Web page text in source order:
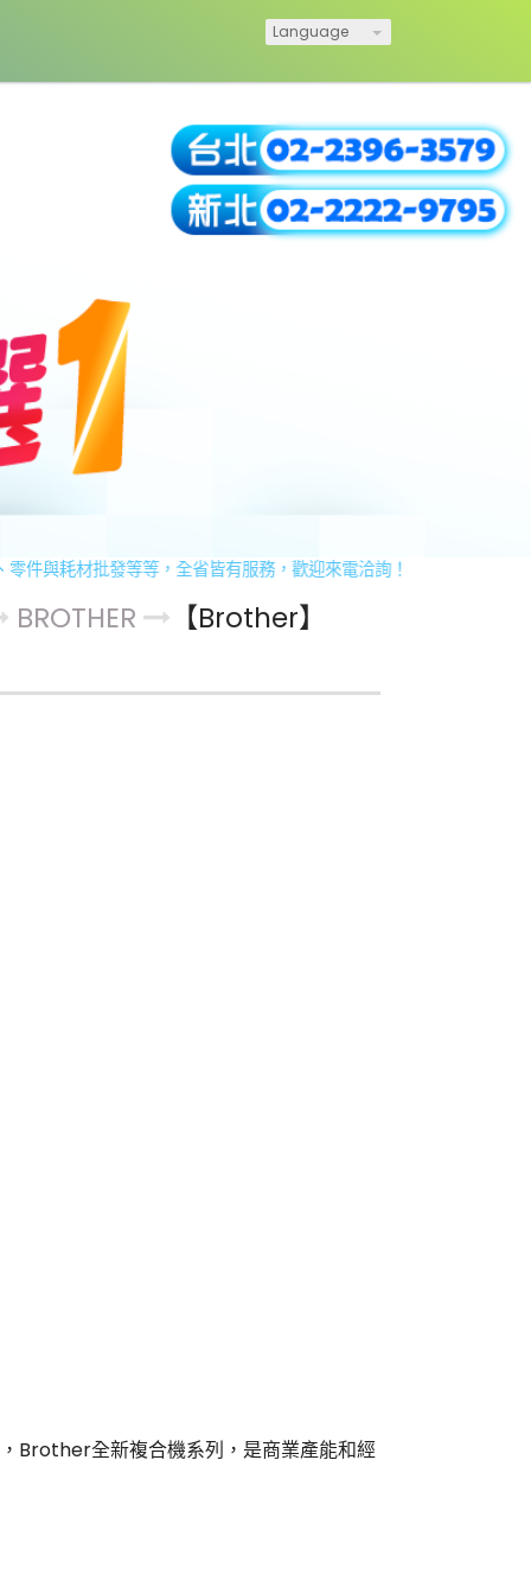
Language
與耗材批發等等，全省皆有服務，歡迎來電洽詢！ 服務專線：02-
BROTHER 【Brother】
Brother全新複合機系列，是商業產能和經